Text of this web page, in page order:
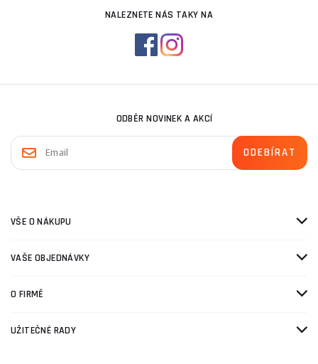
NALEZNETE NÁS TAKY NA
ODBĚR NOVINEK A AKCÍ
VŠE O NÁKUPU
VAŠE OBJEDNÁVKY
O FIRMĚ
UŽITEČNÉ RADY